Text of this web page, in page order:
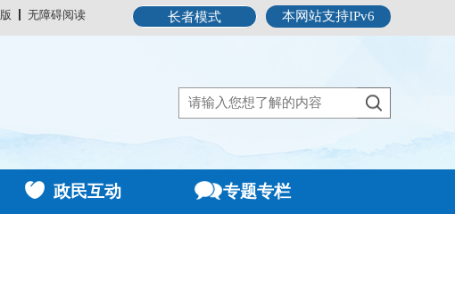
本网站支持IPv6
长者模式
无障碍阅读
政民互动 专题专栏